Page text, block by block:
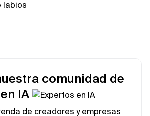
labios
comunidad de
IA
de creadores y empresas